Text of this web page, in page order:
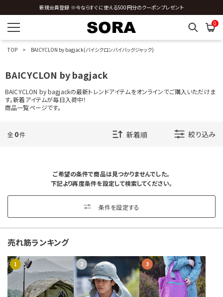
K
L
M
N
V
新規会員登録 ※今ならすぐに使える500円分のクーポンプレゼント
0
TOP BAICYCLON by bagjack(バイシクロンバイバッグジャック)
BAICYCLON by bagjack
BAICYCLON by bagjackの最新トレンドアイテムをオンラインでご購入いただけま
す。新着アイテムが毎日入荷中！
商品一覧ページです。
全 0件 絞り込み
ご希望の条件で商品は見つかりませんでした。
下記より再度条件を設定して検索してください。
条件を設定する
売れ筋ランキング
1 2 3